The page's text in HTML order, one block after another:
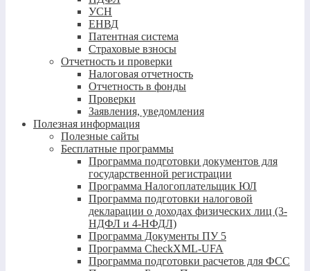
УСН
ЕНВД
Патентная система
Страховые взносы
Отчетность и проверки
Налоговая отчетность
Отчетность в фонды
Проверки
Заявления, уведомления
Полезная информация
Полезные сайты
Бесплатные программы
Программа подготовки документов для
государственной регистрации
Программа Налогоплательщик ЮЛ
Программа подготовки налоговой
декларации о доходах физических лиц (3-
НДФЛ и 4-НФДЛ)
Программа Документы ПУ 5
Программа CheckXML-UFA
Программа подготовки расчетов для ФСС